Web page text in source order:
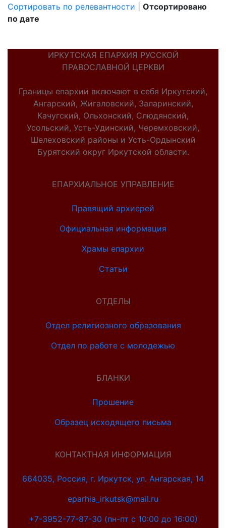
Сортировать по релевантности
Отсортировано
по дате
ИРКУТСКАЯ ЕПАРХИЯ РУССКОЙ
ПРАВОСЛАВНОЙ ЦЕРКВИ
Границы епархии включают в себя Иркутский,
Ангарский, Жигаловский, Заларинский,
Качугский, Ольхонский, Слюдянский,
Усольский, Усть-Удинский, Черемховский,
Шелеховский районы и Усть-Ордынский
Бурятский округ Иркутской области.
ЕПАРХИАЛЬНОЕ УПРАВЛЕНИЕ
Правящий архиерей
Официальная информация
Храмы епархии
Статьи
ОТДЕЛЫ
Отдел религиозного образования
Отдел по работе с молодежью
БЛАНКИ
Прошение
Образец исходящего письма
КОНТАКТНАЯ ИНФОРМАЦИЯ
664035, Россия, г. Иркутск, ул. Ангарская, 14
eparhia_irkutsk@mail.ru
+7-3952-77-87-30 (пн-пт с 10:00 до 16:00)